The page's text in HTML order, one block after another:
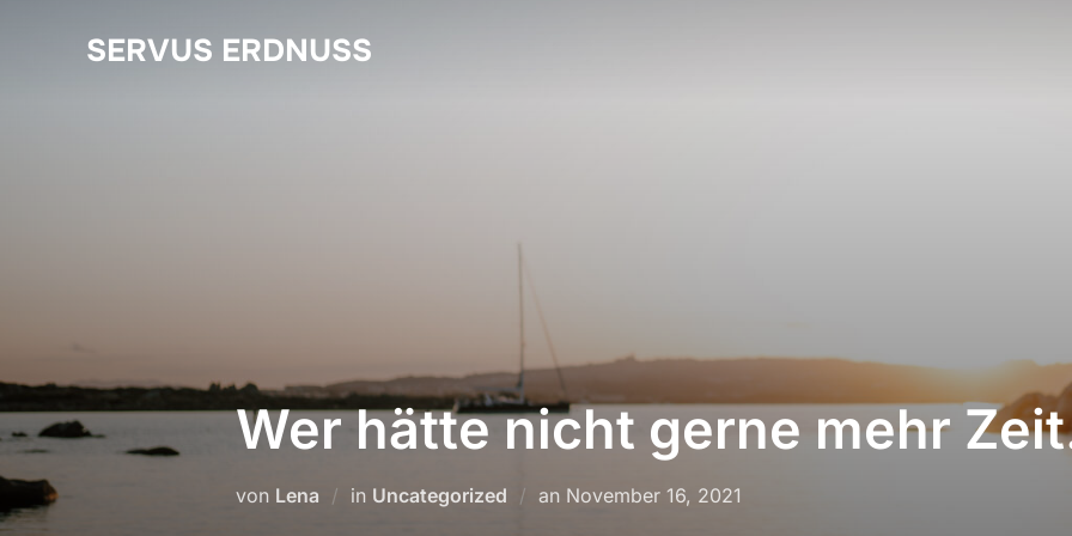
SERVUS ERDNUSS
Wer hätte nicht gerne mehr
von Lena in Uncategorized an Veröffentlicht
November 16, 2021